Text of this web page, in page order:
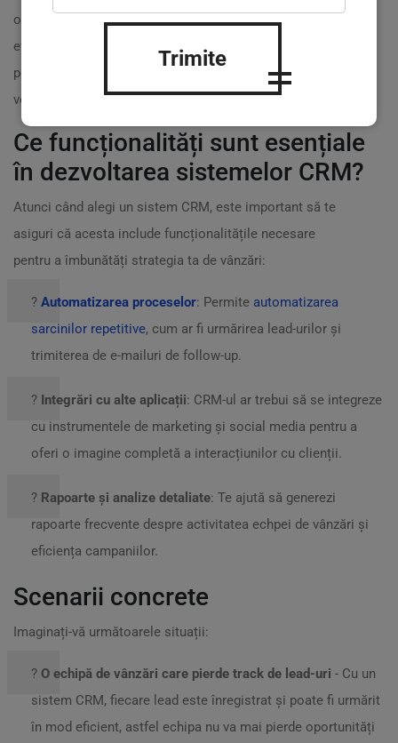
observat cum echipa sa a început să colaboreze mai
eficient. Printre rezultatele obținute, timpul necesar
pentru a converti un lead în client a scăzut cu 30%, iar
veniturile totale au crescut cu 50% în doar un an. ?
Ce funcționalități sunt esențiale
în dezvoltarea sistemelor CRM?
Atunci când alegi un sistem CRM, este important să te
asiguri că acesta include funcționalitățile necesare
pentru a îmbunătăți strategia ta de vânzări:
? Automatizarea proceselor: Permite automatizarea
sarcinilor repetitive, cum ar fi urmărirea lead-urilor și
trimiterea de e-mailuri de follow-up.
? Integrări cu alte aplicații: CRM-ul ar trebui să se integreze
cu instrumentele de marketing și social media pentru a
oferi o imagine completă a interacțiunilor cu clienții.
? Rapoarte și analize detaliate: Te ajută să generezi
rapoarte frecvente despre activitatea echpei de vânzări și
eficiența campaniilor.
Scenarii concrete
Imaginați-vă următoarele situații:
? O echipă de vânzări care pierde track de lead-uri - Cu un
sistem CRM, fiecare lead este înregistrat și poate fi urmărit
în mod eficient, astfel echipa nu va mai pierde oportunități
Trimite